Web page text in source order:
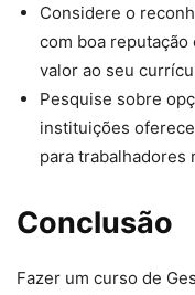
Considere o
com boa
valor ao seu
Pesquise sobre
instituições
para trabalhadores
Conclusão
Fazer um curso de